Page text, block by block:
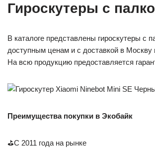
Гироскутеры с
В каталоге представлены гироскутеры с
доступным ценам и с доставкой в Москву
На всю продукцию предоставляется
Преимущества покупки в Экобайк
⛳С 2011 года на рынке